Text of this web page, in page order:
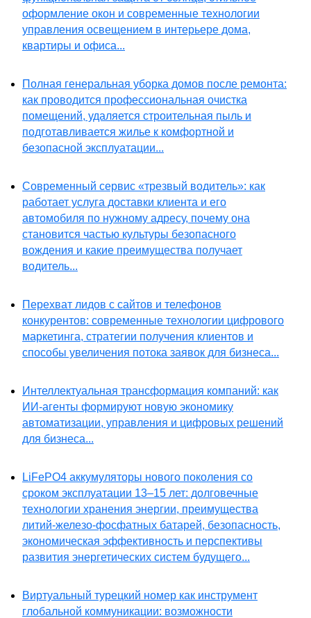
оформление окон и современные технологии
управления освещением в интерьере дома,
квартиры и офиса...
Полная генеральная уборка домов после ремонта:
как проводится профессиональная очистка
помещений, удаляется строительная пыль и
подготавливается жилье к комфортной и
безопасной эксплуатации...
Современный сервис «трезвый водитель»: как
работает услуга доставки клиента и его
автомобиля по нужному адресу, почему она
становится частью культуры безопасного
вождения и какие преимущества получает
водитель...
Перехват лидов с сайтов и телефонов
конкурентов: современные технологии цифрового
маркетинга, стратегии получения клиентов и
способы увеличения потока заявок для бизнеса...
Интеллектуальная трансформация компаний: как
ИИ-агенты формируют новую экономику
автоматизации, управления и цифровых решений
для бизнеса...
LiFePO4 аккумуляторы нового поколения со
сроком эксплуатации 13–15 лет: долговечные
технологии хранения энергии, преимущества
литий-железо-фосфатных батарей, безопасность,
экономическая эффективность и перспективы
развития энергетических систем будущего...
Виртуальный турецкий номер как инструмент
глобальной коммуникации: возможности